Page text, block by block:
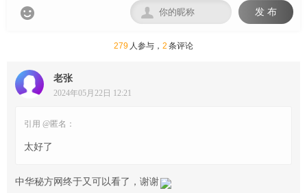
 发 布

279 人参与， 2 条评论
老张
2024年05月22日 12:21
引用 @匿名：
太好了
中华秘方网终于又可以看了，谢谢